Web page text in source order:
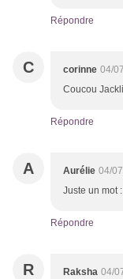
Répondre
C corinne 04/
Coucou
Répondre
A Aurélie 04/
Juste un mot
Répondre
R Raksha 04/